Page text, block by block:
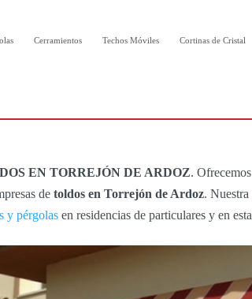
Cerramientos Techos Móviles Cortinas de Cristal
EN TORREJÓN DE ARDOZ.
de toldos en Torrejón de Ardoz.
y pérgolas en residencias de particulares y en